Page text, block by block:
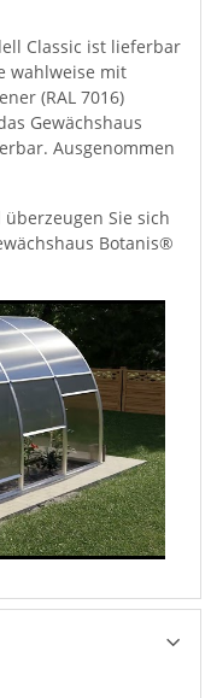
Classic ist lieferbar
wahlweise mit
(RAL 7016)
Gewächshaus
Ausgenommen
Sie sich
Botanis®